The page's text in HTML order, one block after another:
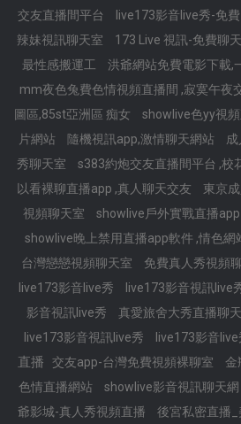
交友直播間平台
live173影音live秀-免
辣妹視訊聊天室
173 Live 視訊-免費聊
最性感搬運工
洪爺網站免費電影下載,
mm夜色兔費色情視頻直播間 ,寂寞午夜
圖區,85st亞洲區 痴女
showlive色yy視
片網站
隨機視訊app,激情聊天網站
秀聊天室
s383約炮交友直播間平台 ,校
以看裸聊直播app ,真人聊天交友
東京
視頻聊天室
showlive戶外實戰直播
showlive晚上禁用直播app軟件 ,情色網
台灣戀戀視頻聊天室
免費真人秀視頻
live173影音live秀
live173影音視訊live
影音視訊live秀
真愛旅舍大秀直播聊
live173影音視訊live秀
live173影音live
直播
交友app-台灣免費視頻裸聊室
金
色情直播網站
showlive影音視訊聊天網
爺影城-真人秀視頻直播
後宮私密直播